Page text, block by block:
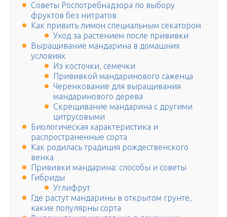
Советы Роспотребнадзора по выбору
фруктов без нитратов
Как привить лимон специальным секатором
Уход за растением после прививки
Выращивание мандарина в домашних
условиях
Из косточки, семечки
Прививкой мандаринового саженца
Черенкование для выращивания
мандаринового дерева
Скрещивание мандарина с другими
цитрусовыми
Биологическая характеристика и
распространенные сорта
Как родилась традиция рождественского
венка
Прививки мандарина: способы и советы
Гибриды
Углифрут
Где растут мандарины в открытом грунте,
какие популярны сорта